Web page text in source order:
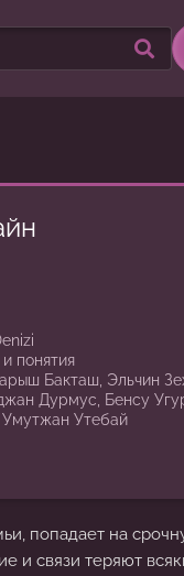
понятия
Бакташ, Эльчин
Дурмус, Бенсу
Умутжан Утебай
попадает на
и связи теряют